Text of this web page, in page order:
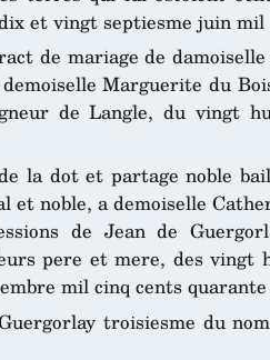
et vingt septiesme juin
de mariage de
Marguerite du
de Langle, du vingt
la dot et partage noble
noble, a demoiselle
de Jean de
pere et mere, des vingt
mil cinq cents
troisiesme du